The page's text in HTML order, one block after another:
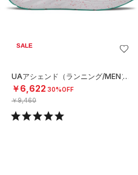
SALE
UAアシェンド（ランニング/MEN）
￥6,622 30%OFF
￥9,460